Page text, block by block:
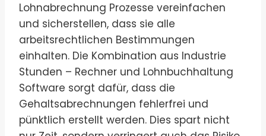
Lohnabrechnung Prozesse vereinfachen
und sicherstellen, dass sie alle
arbeitsrechtlichen Bestimmungen
einhalten. Die Kombination aus Industrie
Stunden – Rechner und Lohnbuchhaltung
Software sorgt dafür, dass die
Gehaltsabrechnungen fehlerfrei und
pünktlich erstellt werden. Dies spart nicht